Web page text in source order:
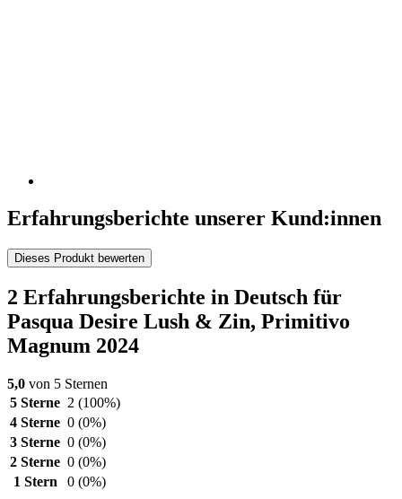
Erfahrungsberichte unserer Kund:innen
Dieses Produkt bewerten
2 Erfahrungsberichte in Deutsch für
Pasqua Desire Lush & Zin, Primitivo
Magnum 2024
5,0 von 5 Sternen
5 Sterne 2 (100%)
4 Sterne 0 (0%)
3 Sterne 0 (0%)
2 Sterne 0 (0%)
1 Stern
0 (0%)